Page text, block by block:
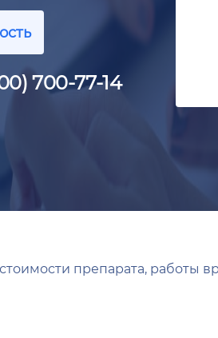
700-77-14
препарата, работы